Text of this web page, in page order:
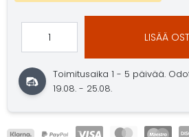
LISÄÄ
Toimitusaika 1 - 5 päivää.
19.08. - 25.08.